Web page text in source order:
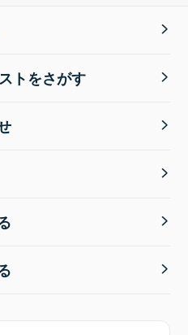
トをさがす